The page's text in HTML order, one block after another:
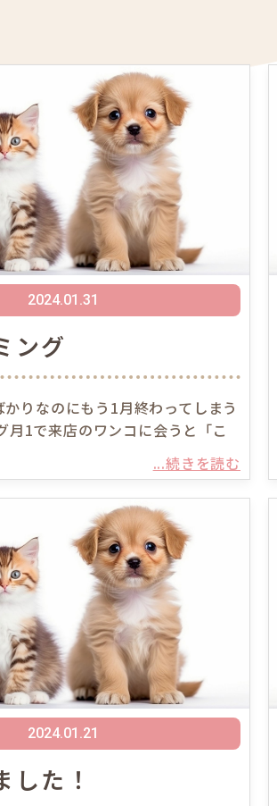
2024.01.31
ング
りなのにもう1月終わってしまう
1で来店のワンコに会うと「こ
...続きを読む
2024.01.21
した！